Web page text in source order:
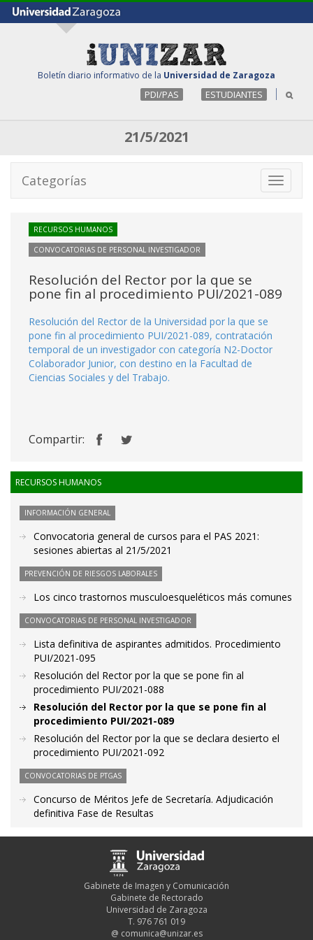
Boletín diario informativo de la Universidad de Zaragoza
PDI/PAS ESTUDIANTES
21/5/2021
Toggle
Categorías
RECURSOS HUMANOS
CONVOCATORIAS DE PERSONAL INVESTIGADOR
Resolución del Rector por la que se
pone fin al procedimiento PUI/2021-089
Resolución del Rector de la Universidad por la que se
pone fin al procedimiento PUI/2021-089, contratación
temporal de un investigador con categoría N2-Doctor
Colaborador Junior, con destino en la Facultad de
Ciencias Sociales y del Trabajo.
Compartir:
RECURSOS HUMANOS
INFORMACIÓN GENERAL
Convocatoria general de cursos para el PAS 2021:
sesiones abiertas al 21/5/2021
PREVENCIÓN DE RIESGOS LABORALES
Los cinco trastornos musculoesqueléticos más comunes
CONVOCATORIAS DE PERSONAL INVESTIGADOR
Lista definitiva de aspirantes admitidos. Procedimiento
PUI/2021-095
Resolución del Rector por la que se pone fin al
procedimiento PUI/2021-088
Resolución del Rector por la que se pone fin al
procedimiento PUI/2021-089
Resolución del Rector por la que se declara desierto el
procedimiento PUI/2021-092
CONVOCATORIAS DE PTGAS
Concurso de Méritos Jefe de Secretaría. Adjudicación
definitiva Fase de Resultas
Gabinete de Imagen y Comunicación
Gabinete de Rectorado
Universidad de Zaragoza
T. 976 761 019
@ comunica@unizar.es